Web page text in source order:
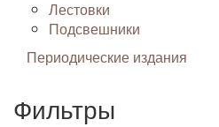
Лестовки
Подсвешники
Периодические издания
Фильтры